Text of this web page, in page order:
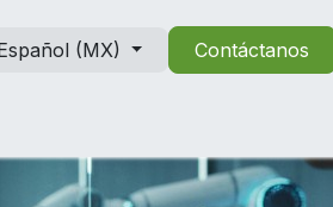
(MX) Contáctanos